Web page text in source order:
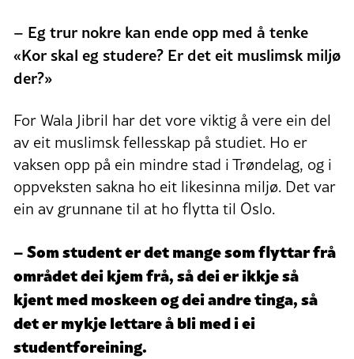
– Eg trur nokre kan ende opp med å tenke
«Kor skal eg studere? Er det eit muslimsk miljø
der?»
For Wala Jibril har det vore viktig å vere ein del
av eit muslimsk fellesskap på studiet. Ho er
vaksen opp på ein mindre stad i Trøndelag, og i
oppveksten sakna ho eit likesinna miljø. Det var
ein av grunnane til at ho flytta til Oslo.
– Som student er det mange som flyttar frå
området dei kjem frå, så dei er ikkje så
kjent med moskeen og dei andre tinga, så
det er mykje lettare å bli med i ei
studentforeining.